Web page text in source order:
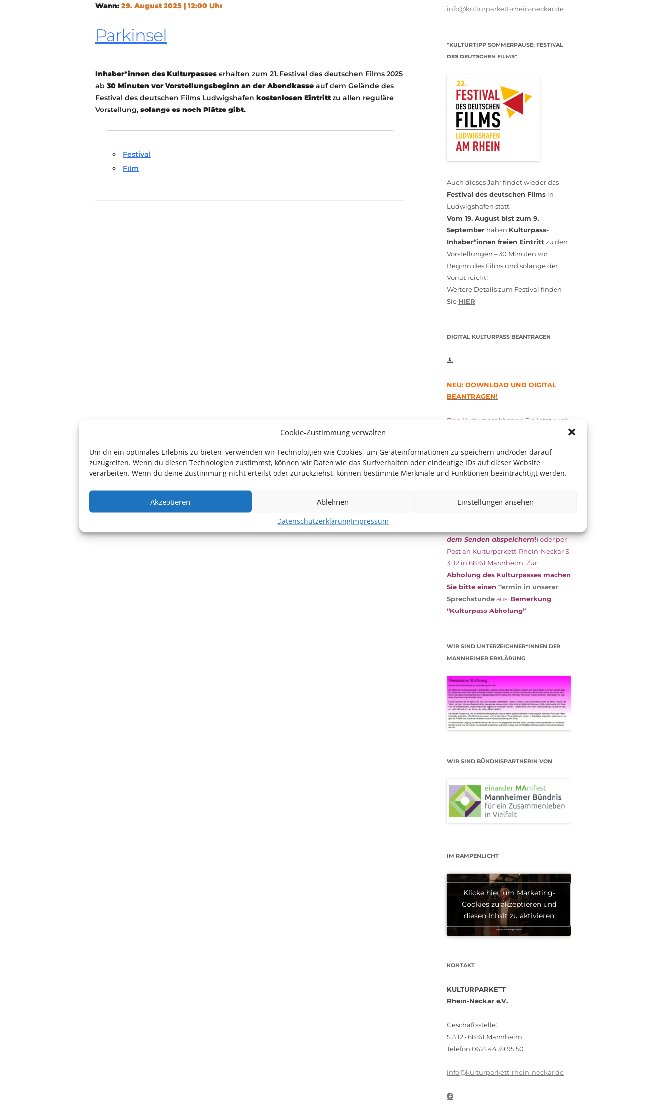
Cookie-Zustimmung verwalten
Um dir ein optimales Erlebnis zu bieten, verwenden wir Technologien wie Cookies, um Geräteinformationen zu speichern und/oder darauf
zuzugreifen. Wenn du diesen Technologien zustimmst, können wir Daten wie das Surfverhalten oder eindeutige IDs auf dieser Website
verarbeiten. Wenn du deine Zustimmung nicht erteilst oder zurückziehst, können bestimmte Merkmale und Funktionen beeinträchtigt werden.
Akzeptieren Ablehnen Einstellungen ansehen
DatenschutzerklärungImpressum
Wann: 29. August 2025 | 12:00 Uhr
Parkinsel
Inhaber*innen des Kulturpasses erhalten zum 21. Festival des deutschen Films 2025
ab 30 Minuten vor Vorstellungsbeginn an der Abendkasse auf dem Gelände des
Festival des deutschen Films Ludwigshafen kostenlosen Eintrittzu allen reguläre
Vorstellung, solange es noch Plätze gibt.
Festival
Film
info@kulturparkett-rhein-neckar.de
*KULTURTIPP SOMMERPAUSE: FESTIVAL
DES DEUTSCHEN FILMS*
Auch dieses Jahr findet wieder das
Festival des deutschen Films in
Ludwigshafen statt.
Vom 19. August bist zum 9.
September haben Kulturpass-
Inhaber*innen freien Eintritt zu den
Vorstellungen – 30 Minuten vor
Beginn des Films und solange der
Vorrat reicht!
Weitere Details zum Festival finden
Sie HIER
DIGITAL KULTURPASS BEANTRAGEN
NEU: DOWNLOAD UND DIGITAL
BEANTRAGEN!
Den Kulturpass können Sie jetzt auch
esunterschriebenzusammen mit
dem aktuellen
(Bürgergeld/
das Kulturparkett zurück: Per E-Mail
dem Senden abspeichern!) oder per
Post an Kulturparkett-Rhein-Neckar S
3, 12 in 68161 Mannheim. Zur
Abholung des Kulturpasses machen
Sie bitte einen Termin in unserer
Sprechstundeaus. Bemerkung
“Kulturpass Abholung”
WIR SIND UNTERZEICHNER*INNEN DER
MANNHEIMER ERKLÄRUNG
WIR SIND BÜNDNISPARTNERIN VON
IM RAMPENLICHT
Klicke hier, um Marketing-
Cookies zu akzeptieren und
diesen Inhalt zu aktivieren
KONTAKT
KULTURPARKETT
Rhein-Neckar e.V.
Geschäftsstelle:
S 3 12 · 68161 Mannheim
Telefon 0621 44 59 95 50
info@kulturparkett-rhein-neckar.de